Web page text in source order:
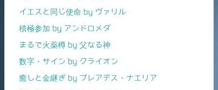
イエスと同じ使命 by ヴァリル
積極参加 by アンドロメダ
まるで火薬樽 by 父なる神
数字・サイン by クライオン
癒しと金継ぎ by プレアデス・ナエリア